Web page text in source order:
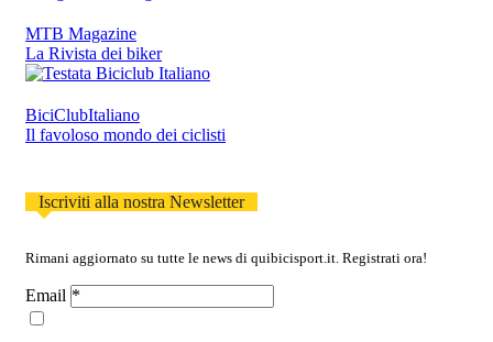
MTB Magazine
La Rivista dei biker
BiciClubItaliano
Il favoloso mondo dei ciclisti
Iscriviti alla nostra Newsletter
Rimani aggiornato su tutte le news di quibicisport.it. Registrati ora!
Email